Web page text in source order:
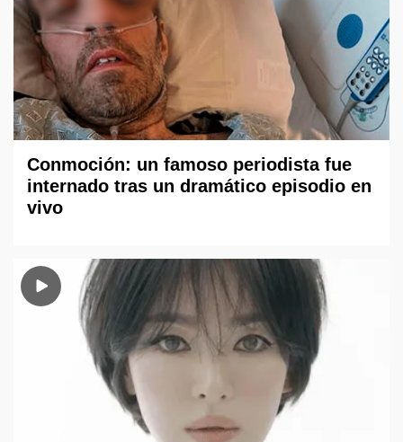
Conmoción: un famoso periodista fue
internado tras un dramático episodio en
vivo